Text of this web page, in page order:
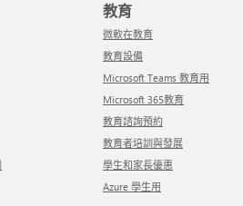
教育
微軟在教育
教育設備
Microsoft Teams 教育用
Microsoft 365教育
教育諮詢預約
教育者培訓與發展
學生和家長優惠
Azure 學生用